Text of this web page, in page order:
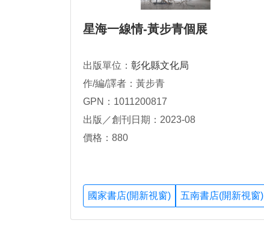
星海一線情-黃步青個展
出版單位： 彰化縣文化局
作/編/譯者：黃步青
GPN：1011200817
出版／創刊日期：2023-08
價格：880
國家書店(開新視窗) 五南書店(開新視窗)